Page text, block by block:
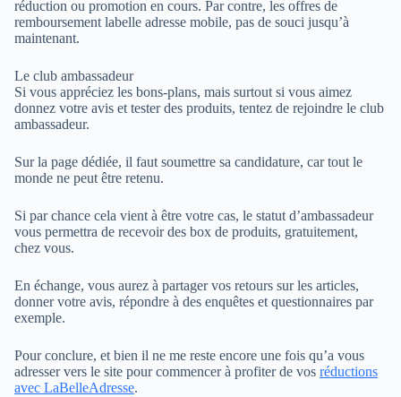
réduction ou promotion en cours. Par contre, les offres de
remboursement labelle adresse mobile, pas de souci jusqu’à
maintenant.
Le club ambassadeur
Si vous appréciez les bons-plans, mais surtout si vous aimez
donnez votre avis et tester des produits, tentez de rejoindre le club
ambassadeur.
Sur la page dédiée, il faut soumettre sa candidature, car tout le
monde ne peut être retenu.
Si par chance cela vient à être votre cas, le statut d’ambassadeur
vous permettra de recevoir des box de produits, gratuitement,
chez vous.
En échange, vous aurez à partager vos retours sur les articles,
donner votre avis, répondre à des enquêtes et questionnaires par
exemple.
Pour conclure, et bien il ne me reste encore une fois qu’a vous
adresser vers le site pour commencer à profiter de vos réductions
avec LaBelleAdresse.